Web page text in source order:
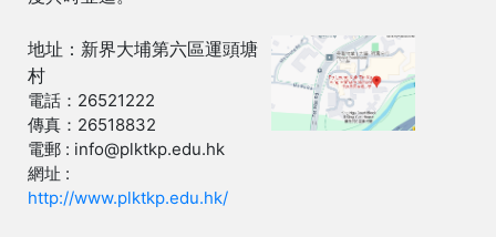
地址：新界大埔第六區運頭塘
村
電話：26521222
傳真：26518832
電郵 : info@plktkp.edu.hk
網址 :
http://www.plktkp.edu.hk/